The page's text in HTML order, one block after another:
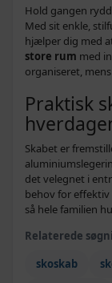
Hold gangen
Med sit enkle,
hjælper dig med
store rum med
organiseret,
Praktisk
Skabet er
det velegnet i
behov for effektiv
så hele familien
Relaterede
skoskab
Hvid
Grå
Brun eg
Hvid
Brun eg